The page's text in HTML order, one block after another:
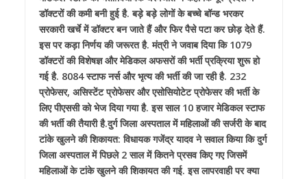
डॉक्टरों की कमी बनी हुई है. बड़े बड़े लोगों के बच्चे बॉन्ड भरकर
सरकारी खर्चे में डॉक्टर बन जाते हैं और फिर पैसे पटा कर छोड़ देते हैं.
इस पर कड़ा निर्णय की जरूरत है. मंत्री ने जवाब दिया कि 1079
डॉक्टरों की विशेषज्ञ और मेडिकल अफसरों की भर्ती प्रक्रिया शुरू हो
गई है. 8084 स्टाफ नर्स और भृत्य की भर्ती की जा रही है. 232
प्रोफेसर, असिस्टेंट प्रोफेसर और एसोसियोटेट प्रोफेसर की भर्ती के
लिए पीएससी को भेज दिया गया है. इस साल 10 हजार मेडिकल स्टाफ
की भर्ती की तैयारी है.दुर्ग जिला अस्पताल में महिलाओं की सर्जरी के बाद
टांके खुलने की शिकायत: विधायक गजेंद्र यादव ने सवाल किया कि दुर्ग
जिला अस्पताल में पिछले 2 साल में कितने प्रसव किए गए जिसमें
महिलाओं के टांके खुलने की शिकायत की गई. इस लापरवाही पर क्या